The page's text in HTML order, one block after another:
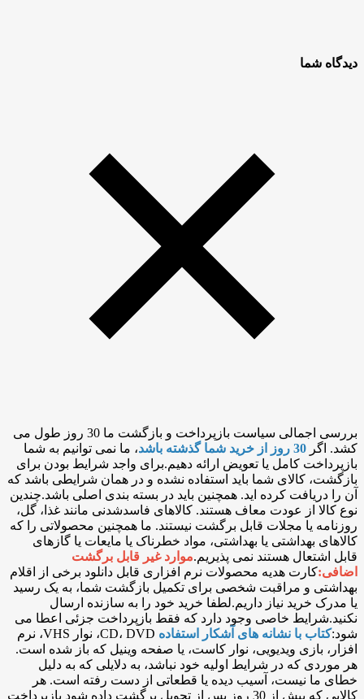
دیدگاه شما
بررسی اجمالی سیاست بازپرداخت و بازگشت ما 30 روز طول می
کشد. اگر
، ما نمی توانیم به شما
بازپرداخت کامل یا تعویض ارائه دهیم.برای واجد شرایط بودن برای
بازگشت، کالای شما باید استفاده نشده و در همان شرایطی باشد که
آن را دریافت کرده اید. همچنین باید در بسته بندی اصلی باشد.چندین
نوع کالا از عودت معاف هستند. کالاهای فاسدشدنی مانند غذا، گل،
روزنامه یا مجلات قابل برگشت نیستند. ما همچنین محصولاتی را که
کالاهای بهداشتی یا بهداشتی، مواد خطرناک یا مایعات یا گازهای
قابل اشتعال هستند نمی پذیریم.موارد غیر قابل برگشت
اضافی:کارت هدیه محصولات نرم افزاری قابل دانلود برخی از اقلام
بهداشتی و مراقبت شخصی برای تکمیل بازگشت شما، به یک رسید
یا مدرک خرید نیاز داریم.لطفا خرید خود را به سازنده ارسال
نکنید.شرایط خاصی وجود دارد که فقط بازپرداخت جزئی اعطا می
شود:کتاب با نشانه های آشکار استفاده
CD، DVD، نوار VHS، نرم
افزار، بازی ویدیویی، نوار کاست، یا صفحه وینیل که باز شده است.
هر موردی که در شرایط اولیه خود نباشد، به دلایلی که به دلیل
خطای ما نیست، آسیب دیده یا قطعاتی از دست رفته است. هر
کالایی که بیش از 30 روز پس از تحویل برگشت داده شود بازپرداخت